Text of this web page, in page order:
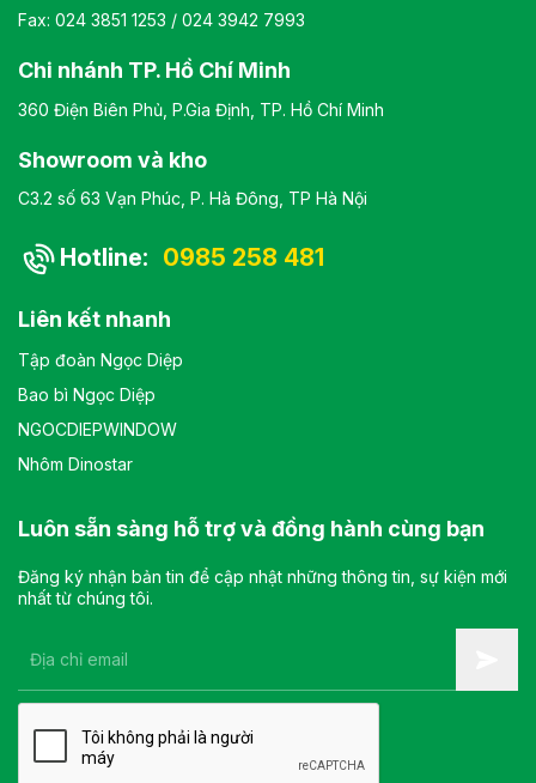
Fax: 024 3851 1253 / 024 3942 7993
Chi nhánh TP. Hồ Chí Minh
360 Điện Biên Phủ, P.Gia Định, TP. Hồ Chí Minh
Showroom và kho
C3.2 số 63 Vạn Phúc, P. Hà Đông, TP Hà Nội
Hotline: 0985 258 481
Liên kết nhanh
Tập đoàn Ngọc Diệp
Bao bì Ngọc Diệp
NGOCDIEPWINDOW
Nhôm Dinostar
Luôn sẵn sàng hỗ trợ và đồng hành cùng bạn
Đăng ký nhận bản tin để cập nhật những thông tin, sự kiện mới
nhất từ chúng tôi.